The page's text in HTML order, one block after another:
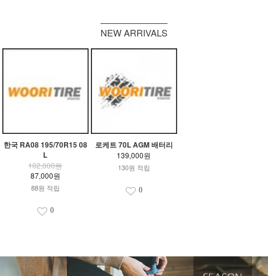
NEW ARRIVALS
한국 RA08 195/70R15 08
L
102,000원
87,000원
88원 적립
0
로케트 70L AGM 배터리
139,000원
130원 적립
0